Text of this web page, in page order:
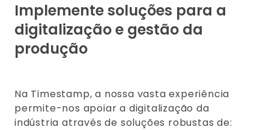
Implemente soluções para a
digitalização e gestão da
produção
Na Timestamp, a nossa vasta experiência
permite-nos apoiar a digitalização da
indústria através de soluções robustas de: